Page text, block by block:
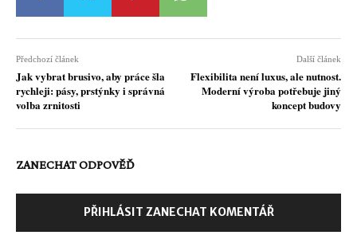
Předchozí článek
Jak vybrat brusivo, aby práce šla
rychleji: pásy, prstýnky i správná
volba zrnitosti
Další článek
Flexibilita není luxus, ale nutnost.
Moderní výroba potřebuje jiný
koncept budovy
ZANECHAT ODPOVĚĎ
PŘIHLÁSIT ZANECHAT KOMENTÁŘ